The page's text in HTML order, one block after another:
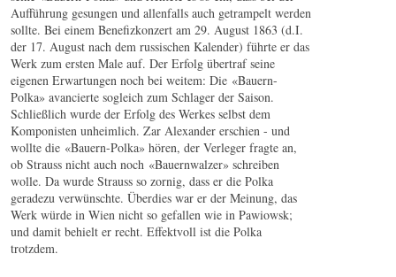
Aufführung gesungen und allenfalls auch getrampelt werden
sollte. Bei einem Benefizkonzert am 29. August 1863 (d.I.
der 17. August nach dem russischen Kalender) führte er das
Werk zum ersten Male auf. Der Erfolg übertraf seine
eigenen Erwartungen noch bei weitem: Die «Bauern-
Polka» avancierte sogleich zum Schlager der Saison.
Schließlich wurde der Erfolg des Werkes selbst dem
Komponisten unheimlich. Zar Alexander erschien - und
wollte die «Bauern-Polka» hören, der Verleger fragte an,
ob Strauss nicht auch noch «Bauernwalzer» schreiben
wolle. Da wurde Strauss so zornig, dass er die Polka
geradezu verwünschte. Überdies war er der Meinung, das
Werk würde in Wien nicht so gefallen wie in Pawiowsk;
und damit behielt er recht. Effektvoll ist die Polka
trotzdem.